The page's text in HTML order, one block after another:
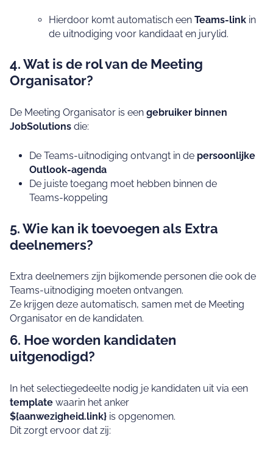
Hierdoor komt automatisch een Teams‑link in
de uitnodiging voor kandidaat en jurylid.
4. Wat is de rol van de Meeting
Organisator?
De Meeting Organisator is een gebruiker binnen
JobSolutions die:
De Teams‑uitnodiging ontvangt in de persoonlijke
Outlook‑agenda
De juiste toegang moet hebben binnen de
Teams‑koppeling
5. Wie kan ik toevoegen als Extra
deelnemers?
Extra deelnemers zijn bijkomende personen die ook de
Teams‑uitnodiging moeten ontvangen.
Ze krijgen deze automatisch, samen met de Meeting
Organisator en de kandidaten.
6. Hoe worden kandidaten
uitgenodigd?
In het selectiegedeelte nodig je kandidaten uit via een
template waarin het anker
${aanwezigheid.link} is opgenomen.
Dit zorgt ervoor dat zij: